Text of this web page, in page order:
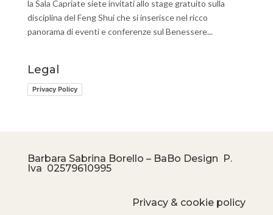
la Sala Capriate siete invitati allo stage gratuito sulla
disciplina del Feng Shui che si inserisce nel ricco
panorama di eventi e conferenze sul Benessere...
Legal
Privacy Policy
Barbara Sabrina Borello – BaBo Design P.
Iva 02579610995
Privacy & cookie policy